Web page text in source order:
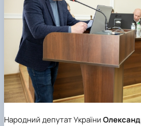
Народний депутат України